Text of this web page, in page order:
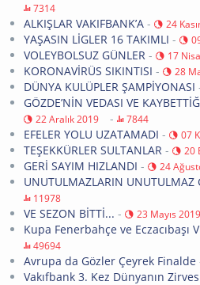
7314
ALKIŞLAR VAKIFBANK’A - 24
YAŞASIN LİGLER 16 TAKIMLI -
VOLEYBOLSUZ GÜNLER - 17
KORONAVİRÜS SIKINTISI - 28
DÜNYA KULÜPLER ŞAMPİYONASI
GÖZDE’NİN VEDASI VE
22 Aralık 2019 - 7844
EFELER YOLU UZATAMADI - 07
TEŞEKKÜRLER SULTANLAR - 20
GERİ SAYIM HIZLANDI - 24
UNUTULMAZLARIN UNUTULMAZ
11978
VE SEZON BİTTİ... - 23 Mayıs 2019
Kupa Fenerbahçe ve Eczacıbaşı
49694
Avrupa da Gözler Çeyrek Finalde
Vakıfbank 3. Kez Dünyanın